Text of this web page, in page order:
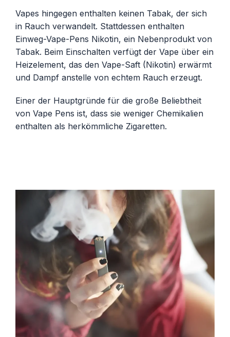
Vapes hingegen enthalten keinen Tabak, der sich
in Rauch verwandelt. Stattdessen enthalten
Einweg-Vape-Pens Nikotin, ein Nebenprodukt von
Tabak. Beim Einschalten verfügt der Vape über ein
Heizelement, das den Vape-Saft (Nikotin) erwärmt
und Dampf anstelle von echtem Rauch erzeugt.
Einer der Hauptgründe für die große Beliebtheit
von Vape Pens ist, dass sie weniger Chemikalien
enthalten als herkömmliche Zigaretten.